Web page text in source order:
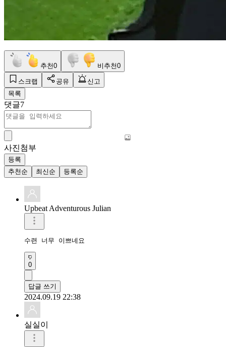
추천0 비추천0
스크랩 공유
신고
목록
댓글7
사진첨부
등록
추천순
최신순 등록순
Upbeat Adventurous Julian
수련 너무 이쁘네요
0
답글 쓰기
2024.09.19 22:38
실실이